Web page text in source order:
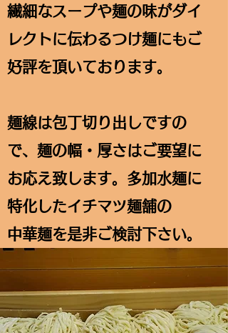
繊細なスープや麺の味がダイ
レクトに伝わるつけ麺にもご
好評を頂いております。
麺線は包丁切り出しですの
で、麺の幅・厚さはご要望に
お応え致します。多加水麺に
特化したイチマツ麺舗の
中華麺を是非ご検討下さい。